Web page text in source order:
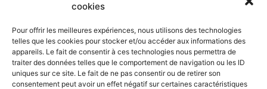
cookies
Pour offrir les meilleures expériences, nous utilisons des technologies
telles que les cookies pour stocker et/ou accéder aux informations des
appareils. Le fait de consentir à ces technologies nous permettra de
traiter des données telles que le comportement de navigation ou les ID
uniques sur ce site. Le fait de ne pas consentir ou de retirer son
consentement peut avoir un effet négatif sur certaines caractéristiques
Le lundi : de 7h30 à 12h00 et de 13h00 à 16h30
Du mardi au jeudi : de 7h30 à 12h00 et de 13h00 à 16h00
Le vendredi : de 7h30 à 12h00